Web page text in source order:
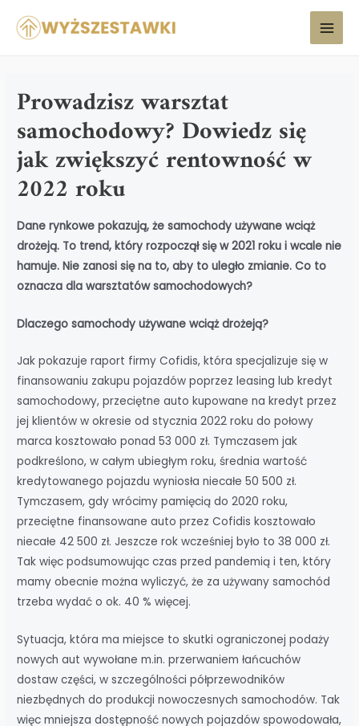
Prowadzisz warsztat
samochodowy? Dowiedz się
jak zwiększyć rentowność w
2022 roku
Dane rynkowe pokazują, że samochody używane wciąż
drożeją. To trend, który rozpoczął się w 2021 roku i wcale nie
hamuje. Nie zanosi się na to, aby to uległo zmianie. Co to
oznacza dla warsztatów samochodowych?
Dlaczego samochody używane wciąż drożeją?
Jak pokazuje raport firmy Cofidis, która specjalizuje się w
finansowaniu zakupu pojazdów poprzez leasing lub kredyt
samochodowy, przeciętne auto kupowane na kredyt przez
jej klientów w okresie od stycznia 2022 roku do połowy
marca kosztowało ponad 53 000 zł. Tymczasem jak
podkreślono, w całym ubiegłym roku, średnia wartość
kredytowanego pojazdu wyniosła niecałe 50 500 zł.
Tymczasem, gdy wrócimy pamięcią do 2020 roku,
przeciętne finansowane auto przez Cofidis kosztowało
niecałe 42 500 zł. Jeszcze rok wcześniej było to 38 000 zł.
Tak więc podsumowując czas przed pandemią i ten, który
mamy obecnie można wyliczyć, że za używany samochód
trzeba wydać o ok. 40 % więcej.
Sytuacja, która ma miejsce to skutki ograniczonej podaży
nowych aut wywołane m.in. przerwaniem łańcuchów
dostaw części, w szczególności półprzewodników
niezbędnych do produkcji nowoczesnych samochodów. Tak
więc mniejsza dostępność nowych pojazdów spowodowała,